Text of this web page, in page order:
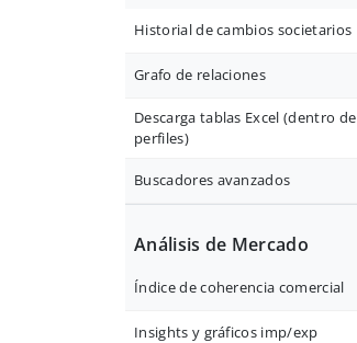
Historial de cambios societarios
Grafo de relaciones
Descarga tablas Excel (dentro de
perfiles)
Buscadores avanzados
Análisis de Mercado
Índice de coherencia comercial
Insights y gráficos imp/exp